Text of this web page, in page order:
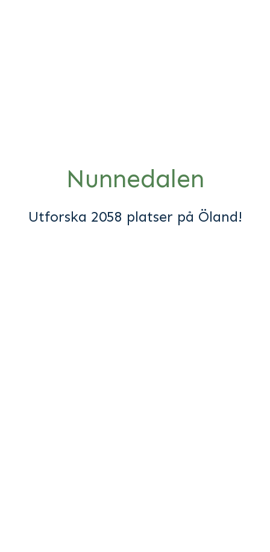
Nunnedalen
Utforska 2058 platser på Öland!